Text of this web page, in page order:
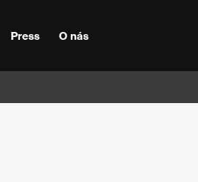
Press O nás